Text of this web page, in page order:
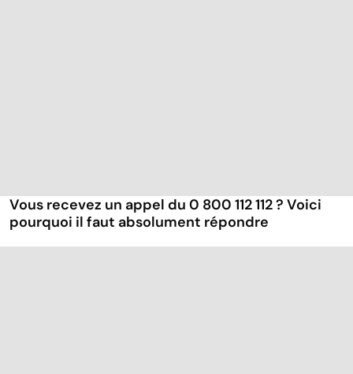
Vous recevez un appel du 0 800 112 112 ? Voici
pourquoi il faut absolument répondre